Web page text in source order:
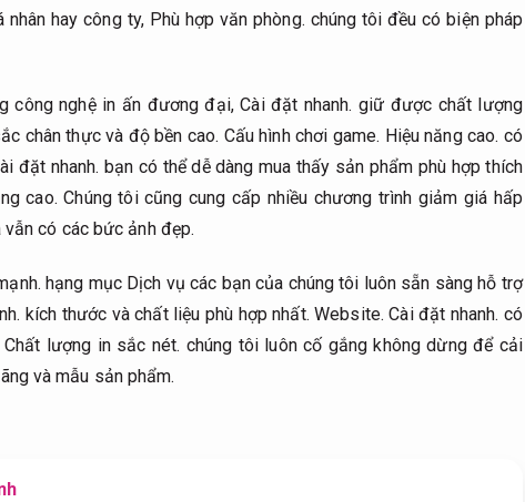
nhân hay công ty, Phù hợp văn phòng. chúng tôi đều có biện pháp
công nghệ in ấn đương đại,Cài đặt nhanh. giữ được chất lượng
chân thực và độ bền cao. Cấu hình chơi game. Hiệu năng cao. có
đặt nhanh. bạn có thể dễ dàng mua thấy sản phẩm phù hợp thích
cao. Chúng tôi cũng cung cấp nhiều chương trình giảm giá hấp
có các bức ảnh đẹp.
hạng mục Dịch vụ các bạn của chúng tôi luôn sẵn sàng hỗ trợ
kích thước và chất liệu phù hợp nhất.Website. Cài đặt nhanh. có
Chất lượng in sắc nét. chúng tôi luôn cố gắng không dừng để cải
và mẫu sản phẩm.